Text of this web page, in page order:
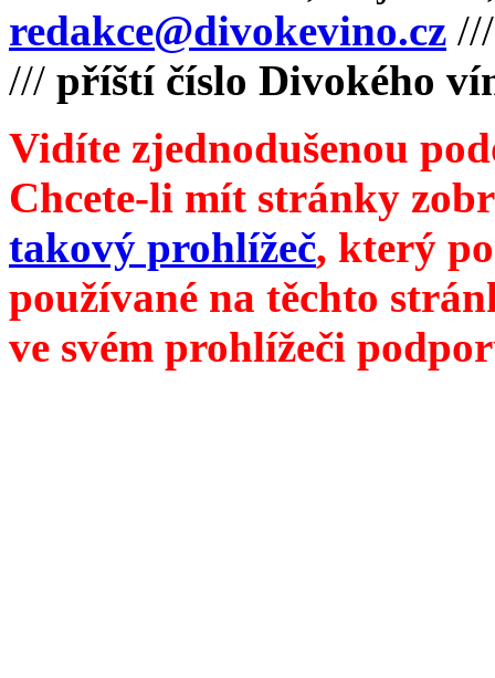
redakce@divokevino.cz
/// příští číslo Divokého
Vidíte zjednodušenou
Chcete-li mít stránky
takový prohlížeč, který
používané na těchto
ve svém prohlížeči